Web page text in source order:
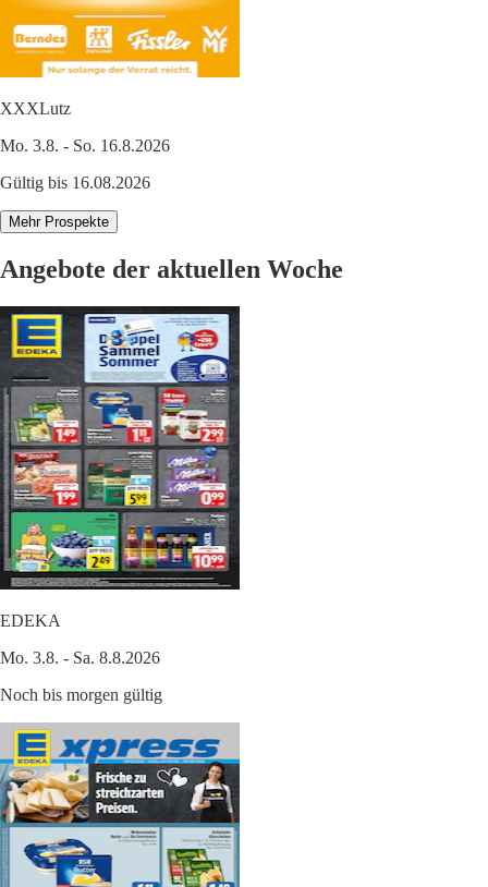
XXXLutz
Mo. 3.8. - So. 16.8.2026
Gültig bis 16.08.2026
Mehr Prospekte
Angebote der aktuellen Woche
EDEKA
Mo. 3.8. - Sa. 8.8.2026
Noch bis morgen gültig